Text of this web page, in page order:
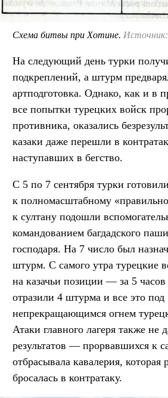
Схема битвы при Хотине. Источник:
На следующий день турки
подкреплений, а штурм
артподготовка. Однако, как и в
все попытки турецких войск
противника, оказались
казаки даже перешли в
наступавших в бегство.
С 5 по 7 сентября турки
к полномасштабному
к султану подошли
командованием багдадского
господаря. На 7 число был
штурм. С самого утра турецкие
на казачьи позиции — за 5
отразили 4 штурма и все это под
непрекращающимся огнем
Атаки главного лагеря также не
результатов — прорвавшихся к
отбрасывала кавалерия, которая
бросалась в контратаку.